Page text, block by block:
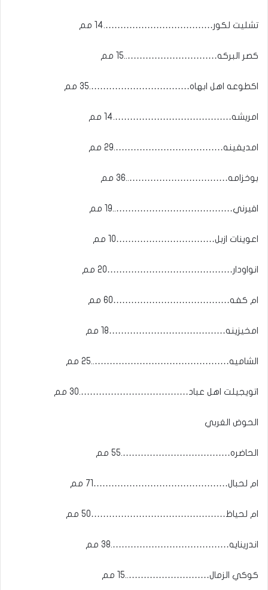
تشليت لكور……………………………….14 مم
كصر البركه…………………………..15 مم
اكطوعه اهل ابهاه…………………………….35 مم
امريشه………………………………….14 مم
امديفينه……………………………….29 مم
بوخزامه……………………………..36 مم
افيرني…………………………………..19 مم
اعوينات ازبل……………………………10 مم
انواودار……………………………………20 مم
ام كفه…………………………………60 مم
امخيزينه…………………………………18 مم
الشاميه………………………………………..25 مم
اتويجيلت اهل عباد……………………………….30 مم
الحوض الغربي
الحاضره……………………………….55 مم
ام لحبال………………………………………71 مم
ام لحياظ………………………………………50 مم
اندرينايه………………………………….38 مم
كوكي الزمال………………………..15 مم